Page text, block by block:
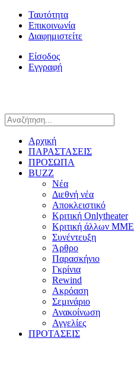
Ταυτότητα
Επικοινωνία
Διαφημιστείτε
Είσοδος
Εγγραφή
Αρχική
ΠΑΡΑΣΤΑΣΕΙΣ
ΠΡΟΣΩΠΑ
BUZZ
Νέα
Διεθνή νέα
Αποκλειστικό
Κριτική Onlytheater
Κριτική άλλων ΜΜΕ
Συνέντευξη
Άρθρο
Παρασκήνιο
Γκρίνια
Rewind
Ακρόαση
Σεμινάριο
Ανακοίνωση
Αγγελίες
ΠΡΟΤΑΣΕΙΣ